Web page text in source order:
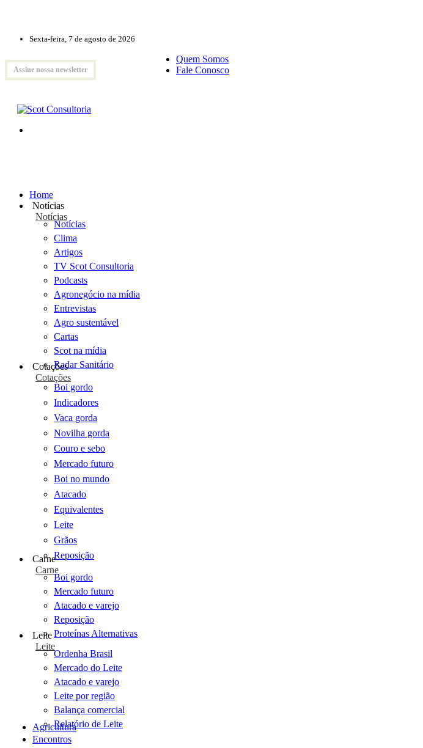
Sexta-feira, 7 de agosto de 2026
Assine nossa newsletter
Quem Somos
Fale Conosco
Home
Notícias
Notícias
Notícias
Clima
Artigos
TV Scot Consultoria
Podcasts
Agronegócio na mídia
Entrevistas
Agro sustentável
Cartas
Scot na mídia
Radar Sanitário
Cotações
Cotações
Boi gordo
Indicadores
Vaca gorda
Novilha gorda
Couro e sebo
Mercado futuro
Boi no mundo
Atacado
Equivalentes
Leite
Grãos
Reposição
Carne
Carne
Boi gordo
Mercado futuro
Atacado e varejo
Reposição
Proteínas Alternativas
Leite
Leite
Ordenha Brasil
Mercado do Leite
Atacado e varejo
Leite por região
Balança comercial
Relatório de Leite
Agricultura
Encontros